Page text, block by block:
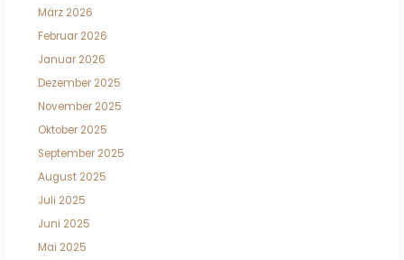
März 2026
Februar 2026
Januar 2026
Dezember 2025
November 2025
Oktober 2025
September 2025
August 2025
Juli 2025
Juni 2025
Mai 2025